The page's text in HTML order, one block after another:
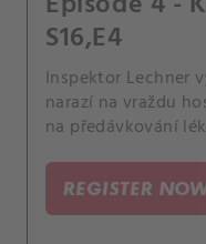
S16,E4
Inspektor Lechner
narazí na vraždu
na předávkování
REGISTER